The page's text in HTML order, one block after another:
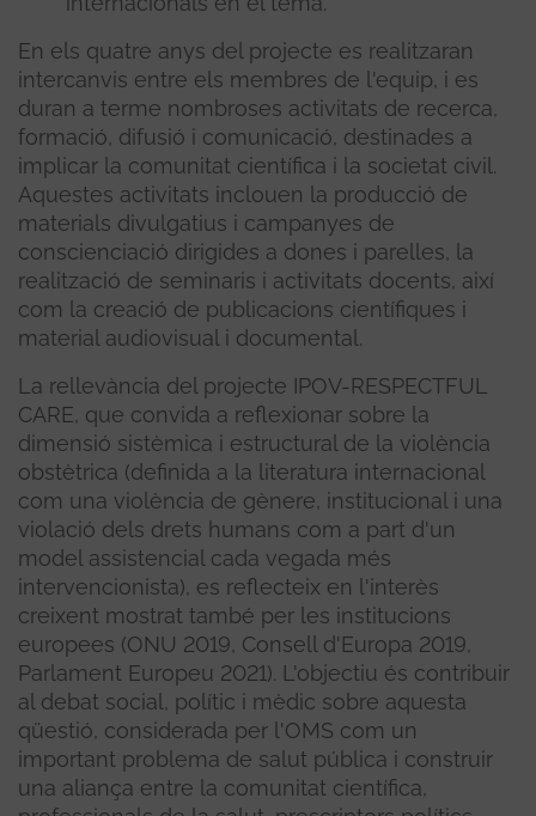
En els quatre anys del projecte es realitzaran
intercanvis entre els membres de l'equip, i es
duran a terme nombroses activitats de recerca,
formació, difusió i comunicació, destinades a
implicar la comunitat científica i la societat civil.
Aquestes activitats inclouen la producció de
materials divulgatius i campanyes de
conscienciació dirigides a dones i parelles, la
realització de seminaris i activitats docents, així
com la creació de publicacions científiques i
material audiovisual i documental.
La rellevància del projecte IPOV-RESPECTFUL
CARE, que convida a reflexionar sobre la
dimensió sistèmica i estructural de la violència
obstètrica (definida a la literatura internacional
com una violència de gènere, institucional i una
violació dels drets humans com a part d'un
model assistencial cada vegada més
intervencionista), es reflecteix en l'interès
creixent mostrat també per les institucions
europees (ONU 2019, Consell d'Europa 2019,
Parlament Europeu 2021). L'objectiu és contribuir
al debat social, polític i mèdic sobre aquesta
qüestió, considerada per l'OMS com un
important problema de salut pública i construir
una aliança entre la comunitat científica,